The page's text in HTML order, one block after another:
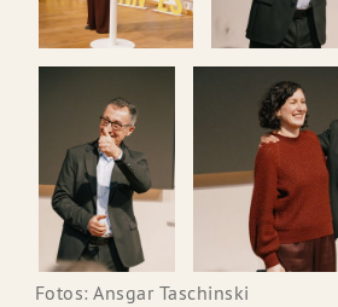
Fotos: Ansgar Taschinski